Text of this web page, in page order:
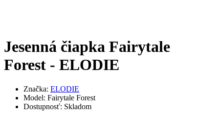
Jesenná čiapka Fairytale
Forest - ELODIE
Značka: ELODIE
Model: Fairytale Forest
Dostupnosť: Skladom